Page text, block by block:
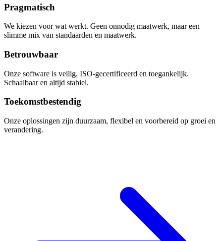
Pragmatisch
We kiezen voor wat werkt. Geen onnodig maatwerk, maar een
slimme mix van standaarden en maatwerk.
Betrouwbaar
Onze software is veilig, ISO-gecertificeerd en toegankelijk.
Schaalbaar en altijd stabiel.
Toekomstbestendig
Onze oplossingen zijn duurzaam, flexibel en voorbereid op groei en
verandering.